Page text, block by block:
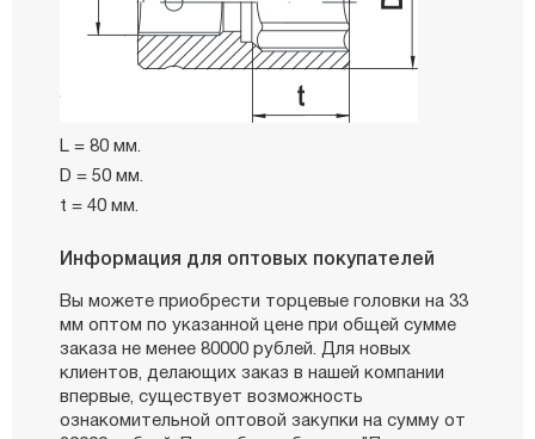
L = 80 мм.
D = 50 мм.
t = 40 мм.
Информация для оптовых покупателей
Вы можете приобрести торцевые головки на 33
мм оптом по указанной цене при общей сумме
заказа не менее 80000 рублей. Для новых
клиентов, делающих заказ в нашей компании
впервые, существует возможность
ознакомительной оптовой закупки на сумму от